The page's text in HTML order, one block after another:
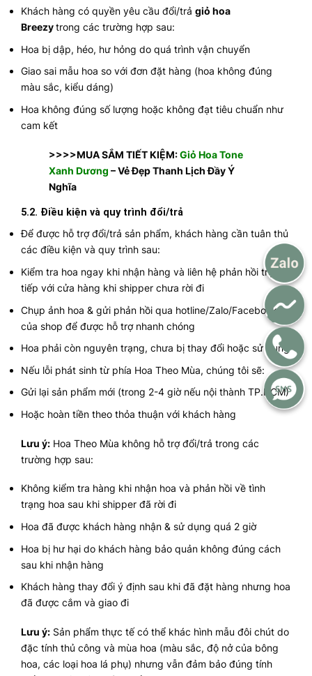
Khách hàng có quyền yêu cầu đổi/trả giỏ hoa
Breezytrong các trường hợp sau:
Hoa bị dập, héo, hư hỏng do quá trình vận chuyển
Giao sai mẫu hoa so với đơn đặt hàng (hoa không đúng
màu sắc, kiểu dáng)
Hoa không đúng số lượng hoặc không đạt tiêu chuẩn như
cam kết
>>>>MUA SẮM TIẾT KIỆM:Giỏ Hoa Tone
Xanh Dương – Vẻ Đẹp Thanh Lịch Đầy Ý
Nghĩa
5.2. Điều kiện và quy trình đổi/trả
Để được hỗ trợ đổi/trả sản phẩm, khách hàng cần tuân thủ
các điều kiện và quy trình sau:
Kiểm tra hoa ngay khi nhận hàng và liên hệ phản hồi trực
tiếp với cửa hàng khi shipper chưa rời đi
Chụp ảnh hoa & gửi phản hồi qua hotline/Zalo/Facebook
của shop để được hỗ trợ nhanh chóng
Hoa phải còn nguyên trạng, chưa bị thay đổi hoặc sử dụng
Nếu lỗi phát sinh từ phía Hoa Theo Mùa, chúng tôi sẽ:
Gửi lại sản phẩm mới (trong 2-4 giờ nếu nội thành TP.HCM)
Hoặc hoàn tiền theo thỏa thuận với khách hàng
Lưu ý: Hoa Theo Mùa không hỗ trợ đổi/trả trong các
trường hợp sau:
Không kiểm tra hàng khi nhận hoa và phản hồi về tình
trạng hoa sau khi shipper đã rời đi
Hoa đã được khách hàng nhận & sử dụng quá 2 giờ
Hoa bị hư hại do khách hàng bảo quản không đúng cách
sau khi nhận hàng
Khách hàng thay đổi ý định sau khi đã đặt hàng nhưng hoa
đã được cắm và giao đi
Lưu ý: Sản phẩm thực tế có thể khác hình mẫu đôi chút do
đặc tính thủ công và mùa hoa (màu sắc, độ nở của bông
hoa, các loại hoa lá phụ) nhưng vẫn đảm bảo đúng tính